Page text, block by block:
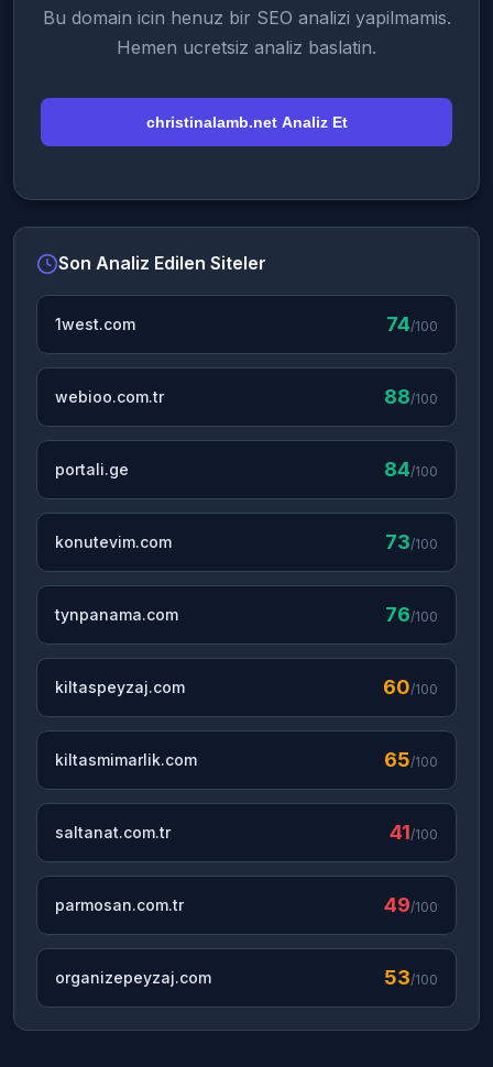
Bu domain icin henuz bir SEO analizi yapilmamis.
Hemen ucretsiz analiz baslatin.
christinalamb.net Analiz Et
Son Analiz Edilen Siteler
1west.com 74/100
webioo.com.tr 88/100
portali.ge 84/100
konutevim.com 73/100
tynpanama.com 76/100
kiltaspeyzaj.com 60/100
kiltasmimarlik.com 65/100
saltanat.com.tr 41/100
parmosan.com.tr 49/100
organizepeyzaj.com 53/100